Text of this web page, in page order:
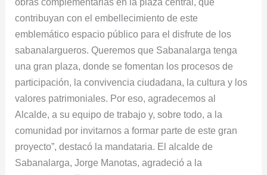
contribuyan con el embellecimiento de este
emblemático espacio público para el disfrute de los
sabanalargueros. Queremos que Sabanalarga tenga
una gran plaza, donde se fomentan los procesos de
participación, la convivencia ciudadana, la cultura y los
valores patrimoniales. Por eso, agradecemos al
Alcalde, a su equipo de trabajo y, sobre todo, a la
comunidad por invitarnos a formar parte de este gran
proyecto”, destacó la mandataria. El alcalde de
Sabanalarga, Jorge Manotas, agradeció a la